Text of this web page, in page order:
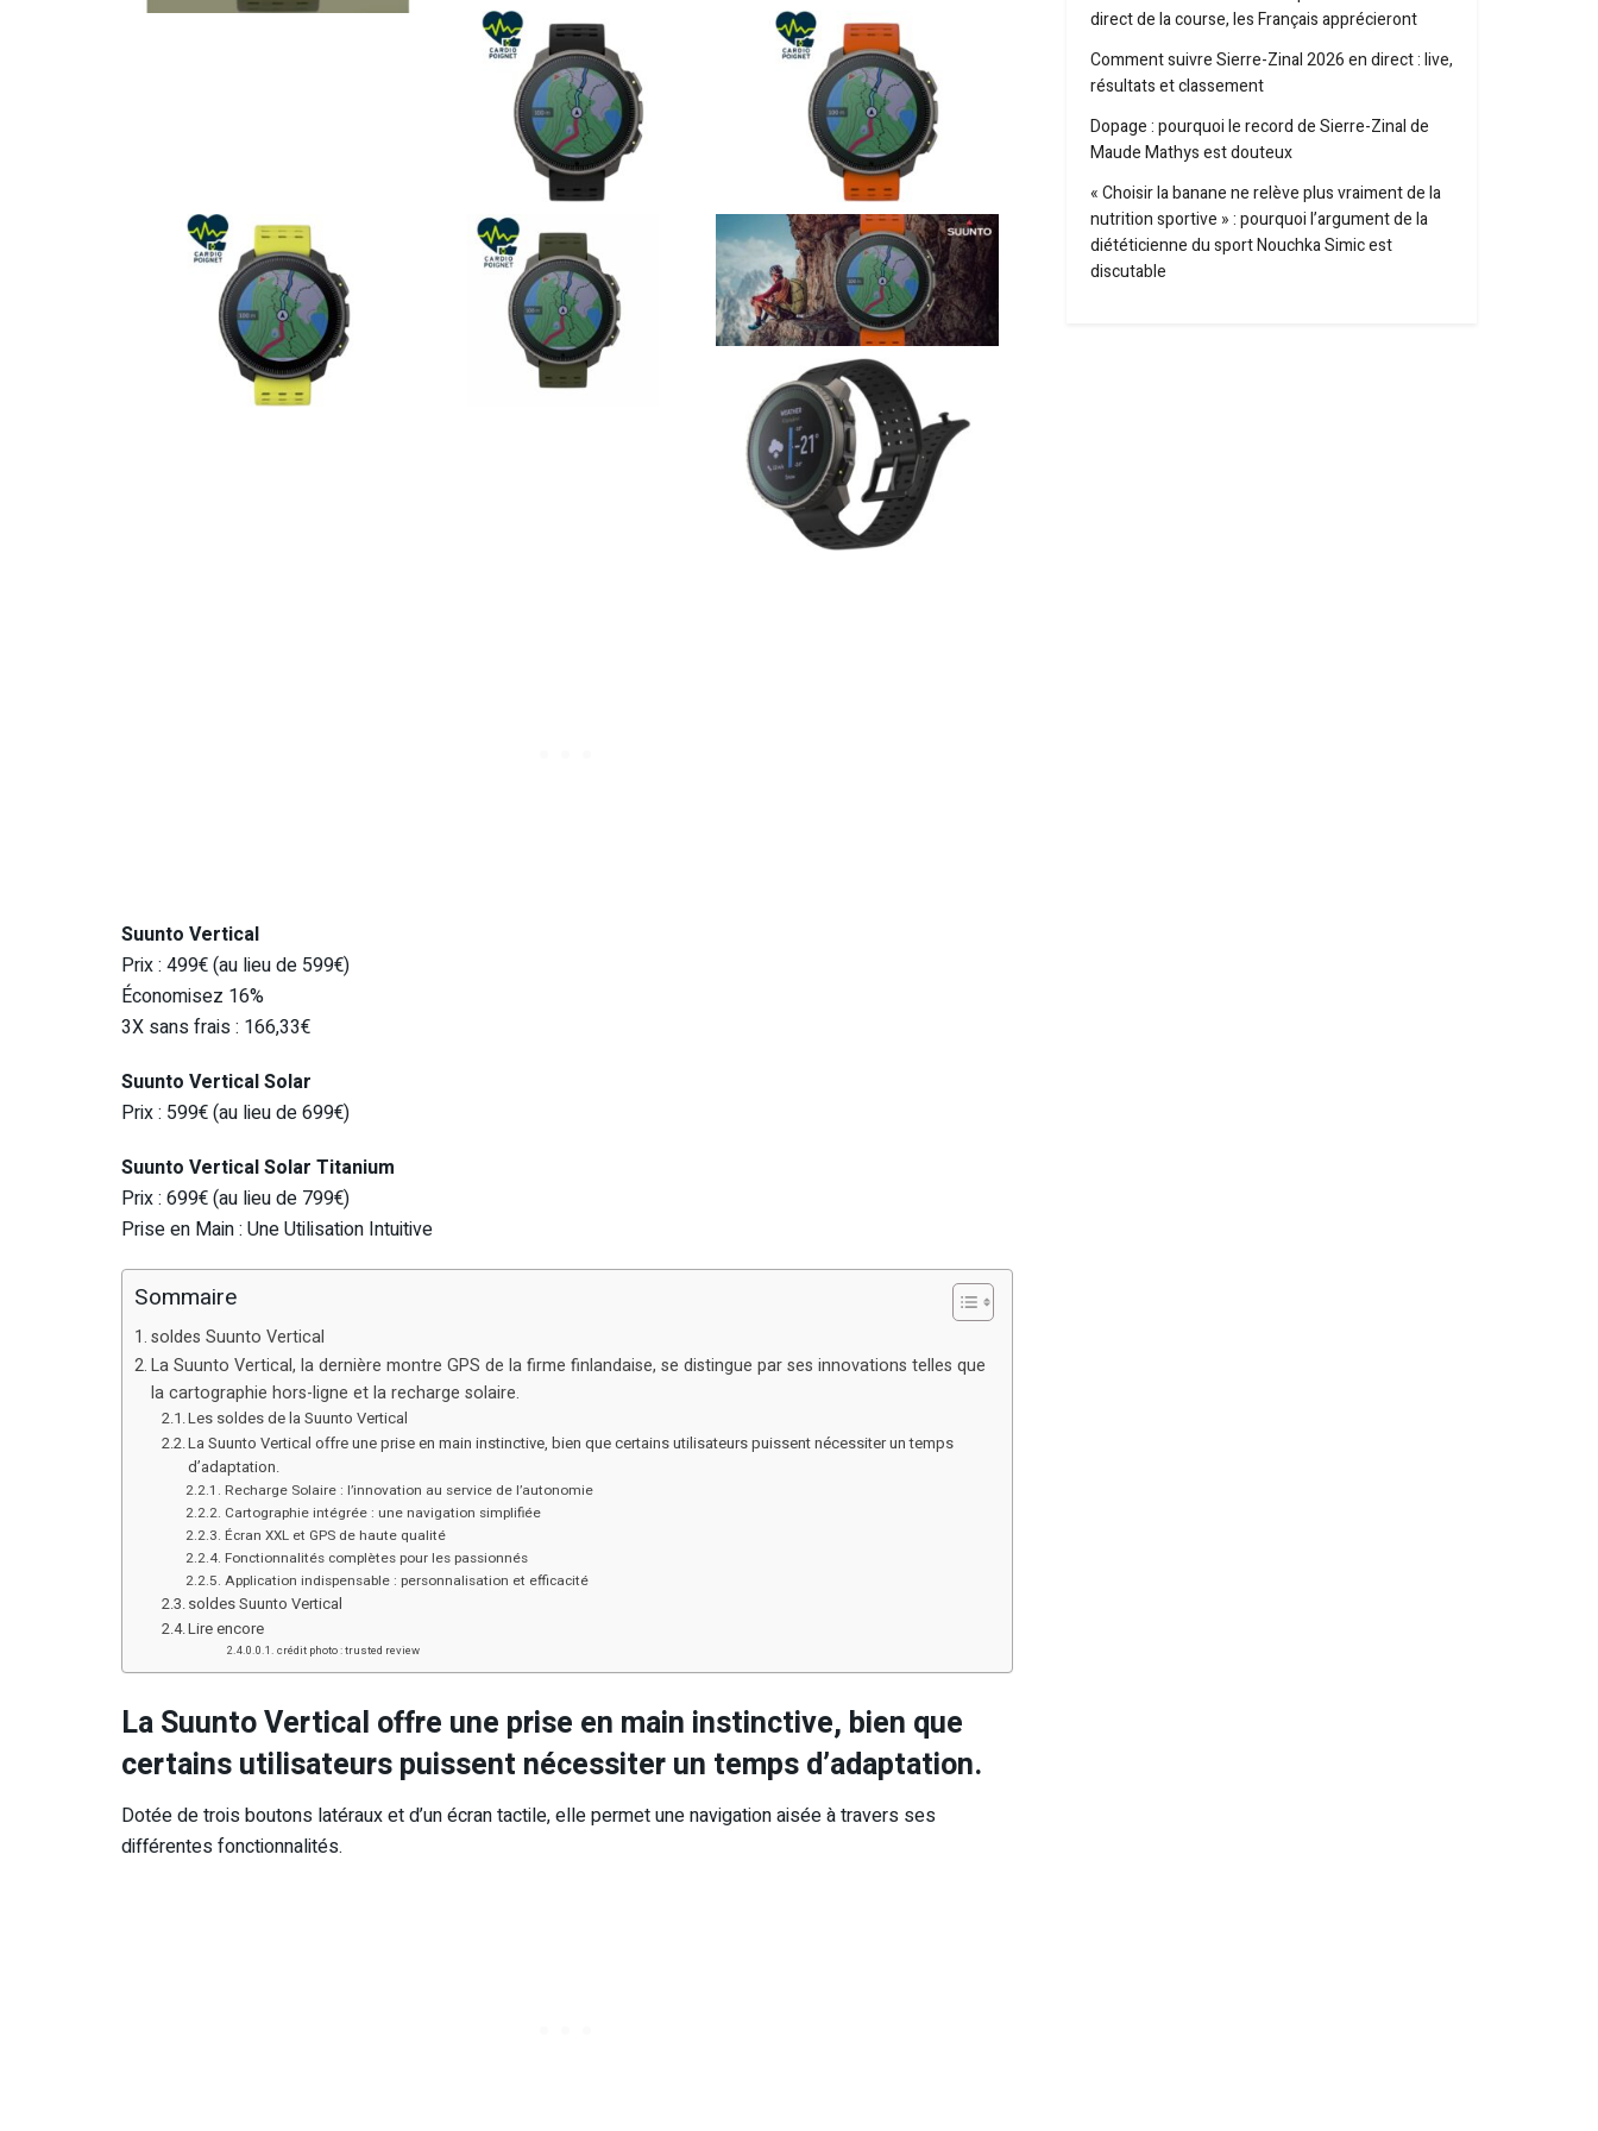
Suunto Vertical
Prix : 499€ (au lieu de 599€)
Économisez 16%
3X sans frais : 166,33€
Suunto Vertical Solar
Prix : 599€ (au lieu de 699€)
Suunto Vertical Solar Titanium
Prix : 699€ (au lieu de 799€)
Prise en Main : Une Utilisation Intuitive
Sommaire
soldes Suunto Vertical
La Suunto Vertical, la dernière montre GPS de la firme finlandaise, se distingue par ses innovations telles que
la cartographie hors-ligne et la recharge solaire.
Les soldes de la Suunto Vertical
La Suunto Vertical offre une prise en main instinctive, bien que certains utilisateurs puissent nécessiter un temps
d’adaptation.
Recharge Solaire : l’innovation au service de l’autonomie
Cartographie intégrée : une navigation simplifiée
Écran XXL et GPS de haute qualité
Fonctionnalités complètes pour les passionnés
Application indispensable : personnalisation et efficacité
soldes Suunto Vertical
Lire encore
crédit photo : trusted review
La Suunto Vertical offre une prise en main instinctive, bien que
certains utilisateurs puissent nécessiter un temps d’adaptation.
Dotée de trois boutons latéraux et d’un écran tactile, elle permet une navigation aisée à travers ses
différentes fonctionnalités.
direct de la course, les Français apprécieront
Comment suivre Sierre-Zinal 2026 en direct : live,
résultats et classement
Dopage : pourquoi le record de Sierre-Zinal de
Maude Mathys est douteux
« Choisir la banane ne relève plus vraiment de la
nutrition sportive » : pourquoi l’argument de la
diététicienne du sport Nouchka Simic est
discutable